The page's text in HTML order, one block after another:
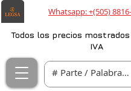
Whatsapp: +(505)
Todos los precios
IVA